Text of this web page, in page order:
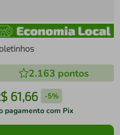
2.163 pontos
61,66 -5%
pagamento com Pix